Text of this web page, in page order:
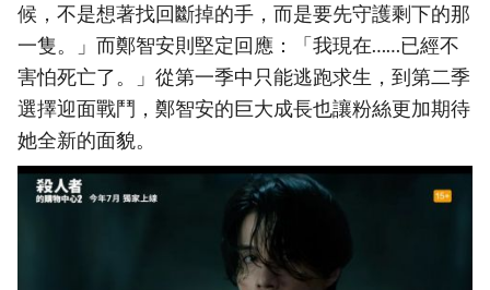
候，不是想著找回斷掉的手，而是要先守護剩下的那
一隻。」而鄭智安則堅定回應：「我現在……已經不
害怕死亡了。」從第一季中只能逃跑求生，到第二季
選擇迎面戰鬥，鄭智安的巨大成長也讓粉絲更加期待
她全新的面貌。